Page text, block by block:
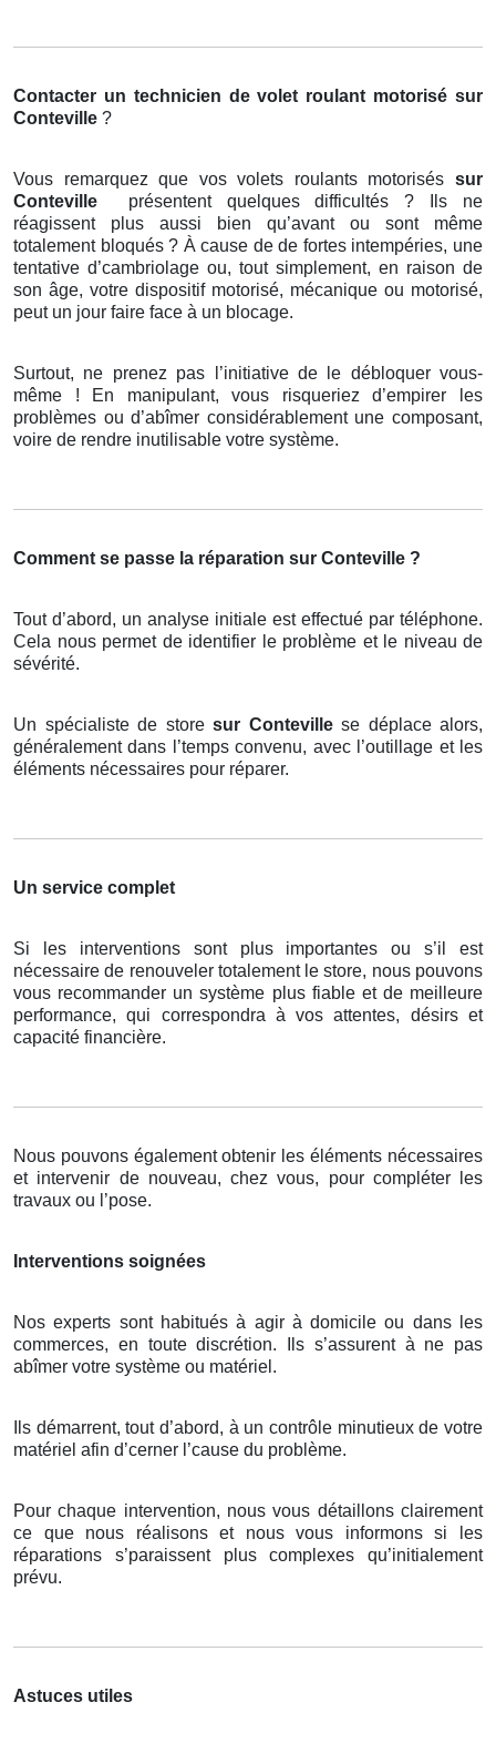
Contacter un technicien de volet roulant motorisé sur
Conteville ?
Vous remarquez que vos volets roulants motorisés sur
Conteville
présentent quelques difficultés ? Ils ne
réagissent plus aussi bien qu’avant ou sont même
totalement bloqués ? À cause de de fortes intempéries, une
tentative d’cambriolage ou, tout simplement, en raison de
son âge, votre dispositif motorisé, mécanique ou motorisé,
peut un jour faire face à un blocage.
Surtout, ne prenez pas l’initiative de le débloquer vous-
même ! En manipulant, vous risqueriez d’empirer les
problèmes ou d’abîmer considérablement une composant,
voire de rendre inutilisable votre système.
Comment se passe la réparation sur Conteville ?
Tout d’abord, un analyse initiale est effectué par téléphone.
Cela nous permet de identifier le problème et le niveau de
sévérité.
Un spécialiste de store sur Conteville se déplace alors,
généralement dans l’temps convenu, avec l’outillage et les
éléments nécessaires pour réparer.
Un service complet
Si les interventions sont plus importantes ou s’il est
nécessaire de renouveler totalement le store, nous pouvons
vous recommander un système plus fiable et de meilleure
performance, qui correspondra à vos attentes, désirs et
capacité financière.
Nous pouvons également obtenir les éléments nécessaires
et intervenir de nouveau, chez vous, pour compléter les
travaux ou l’pose.
Interventions soignées
Nos experts sont habitués à agir à domicile ou dans les
commerces, en toute discrétion. Ils s’assurent à ne pas
abîmer votre système ou matériel.
Ils démarrent, tout d’abord, à un contrôle minutieux de votre
matériel afin d’cerner l’cause du problème.
Pour chaque intervention, nous vous détaillons clairement
ce que nous réalisons et nous vous informons si les
réparations s’paraissent plus complexes qu’initialement
prévu.
Astuces utiles